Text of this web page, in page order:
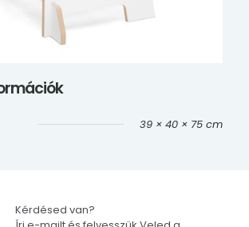
39 × 40 × 75 cm
Kérdésed van?